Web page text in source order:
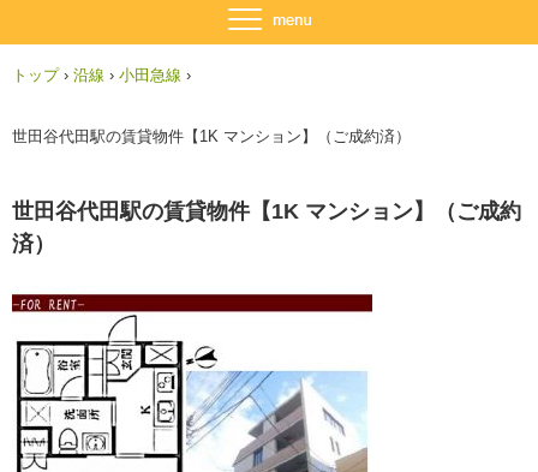
トップ › 沿線 › 小田急線 ›
世田谷代田駅の賃貸物件【1K マンション】（ご成約済）
世田谷代田駅の賃貸物件【1K マンション】（ご成約
済）